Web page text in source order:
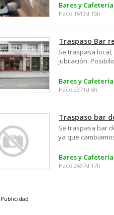
Bares y
Hace 1613d 15h
Traspaso Bar
Se traspasa
jubilación.
IVA Zona muy
normativa vigente
Bares y
Hace 2371d 6h
Traspaso bar
Se traspasa bar
ya que
implantado con
Bares y
Hace 2697d 17h
Publicidad